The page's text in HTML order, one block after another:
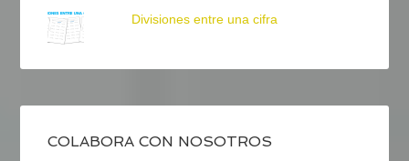
Divisiones entre una cifra
COLABORA CON NOSOTROS